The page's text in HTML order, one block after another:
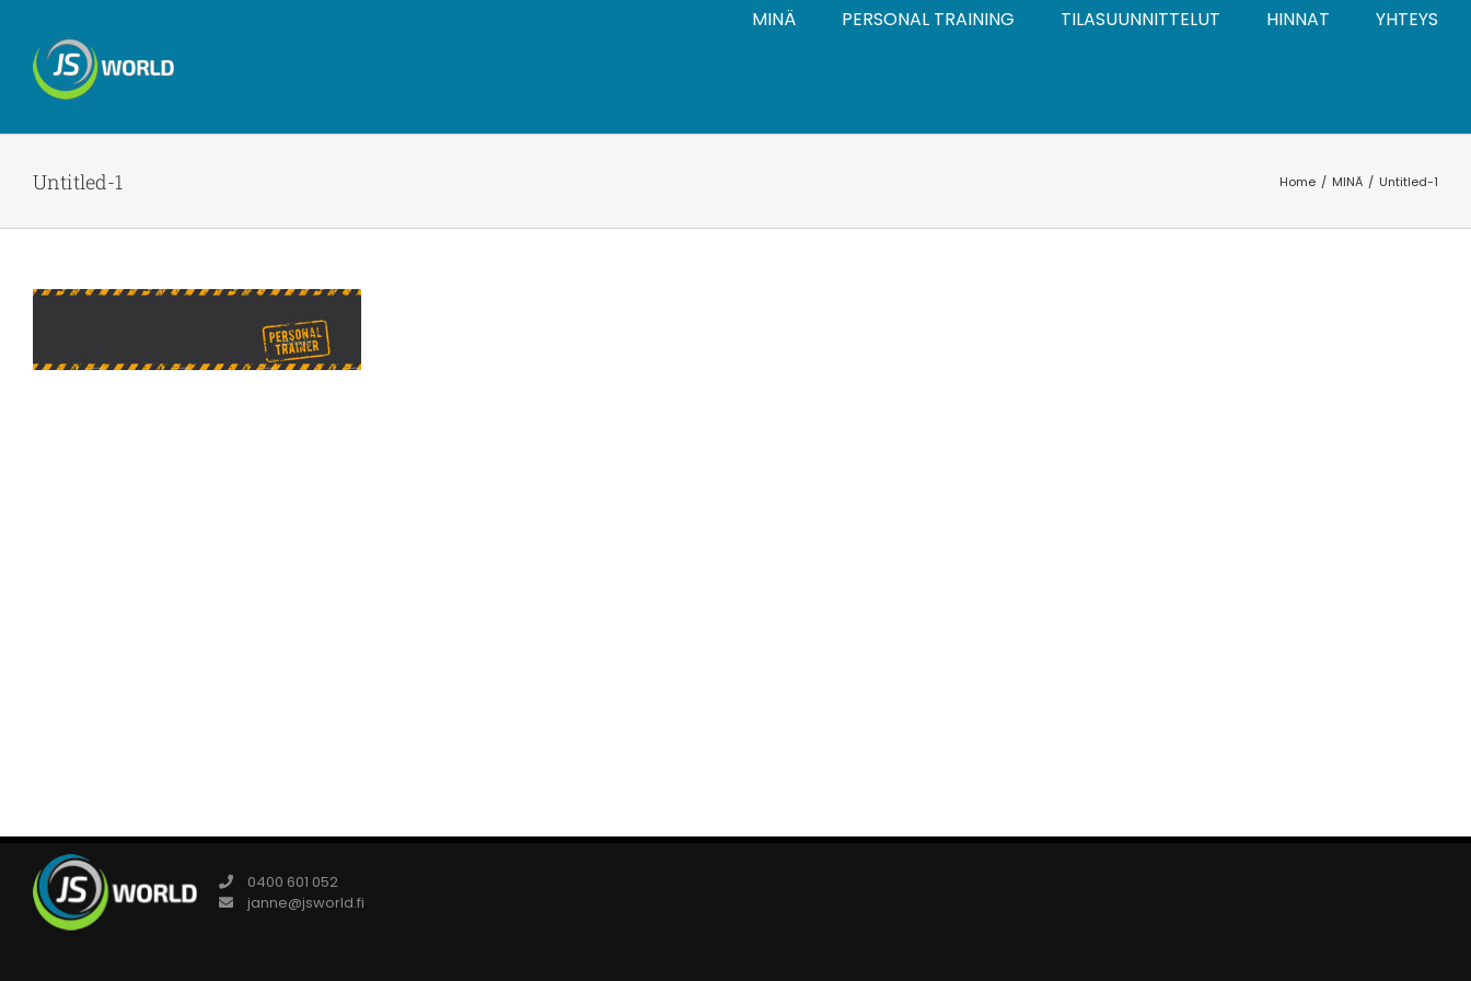
content
MINÄ PERSONAL TRAINING TILASUUNNITTELUT HINNAT YHTEYS
Untitled-1 Home MINÄ Untitled-1
0400 601 052
janne@jsworld.fi